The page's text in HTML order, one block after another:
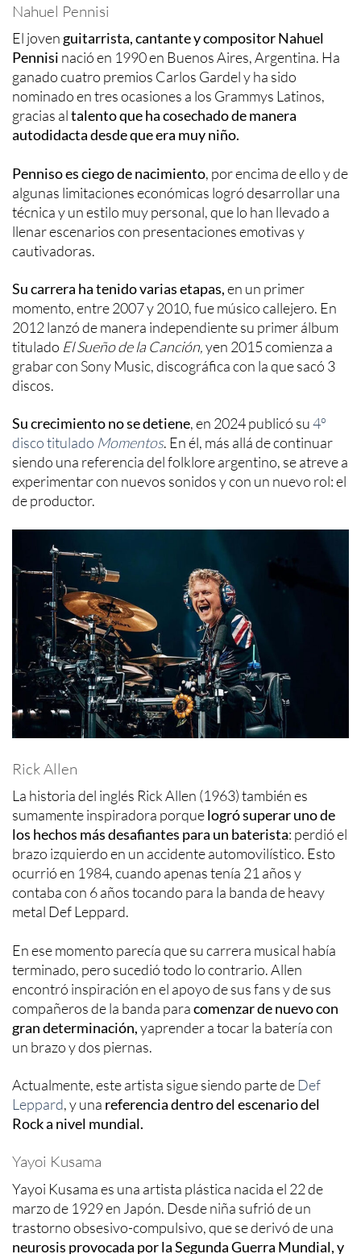
Nahuel Pennisi
El joven guitarrista, cantante y compositor Nahuel
Pennisi nació en 1990 en Buenos Aires, Argentina. Ha
ganado cuatro premios Carlos Gardel y ha sido
nominado en tres ocasiones a los Grammys Latinos,
gracias altalento que ha cosechado de manera
autodidacta desde que era muy niño.
Penniso es ciego de nacimiento, por encima de ello y de
algunas limitaciones económicas logró desarrollar una
técnica y un estilo muy personal, que lo han llevado a
llenar escenarios con presentaciones emotivas y
cautivadoras.
Su carrera ha tenido varias etapas,en un primer
momento, entre 2007 y 2010, fue músico callejero. En
2012 lanzó de manera independiente su primer álbum
titulado El Sueño de la Canción,yen 2015 comienza a
grabar con Sony Music, discográfica con la que sacó 3
discos.
Su crecimiento no se detiene, en 2024 publicó su4º
disco titulado Momentos. En él, más allá de continuar
siendo una referencia del folklore argentino, se atreve a
experimentar con nuevos sonidos y con un nuevo rol: el
de productor.
Rick Allen
La historia del inglés Rick Allen (1963) también es
sumamente inspiradora porquelogró superar uno de
los hechos más desafiantes para un baterista: perdió el
brazo izquierdo en un accidente automovilístico. Esto
ocurrió en 1984, cuando apenas tenía 21 años y
contaba con 6 años tocando para la banda de heavy
metal Def Leppard.
En ese momento parecía que su carrera musical había
terminado, pero sucedió todo lo contrario. Allen
encontró inspiración en el apoyo de sus fans y de sus
compañeros de la banda paracomenzar de nuevo con
gran determinación,yaprender a tocar la batería con
un brazo y dos piernas.
Actualmente, este artista sigue siendo parte de Def
Leppard, y una referencia dentro del escenario del
Rock a nivel mundial.
Yayoi Kusama
Yayoi Kusama es una artista plástica nacida el 22 de
marzo de 1929 en Japón. Desde niña sufrió de un
trastorno obsesivo-compulsivo, que se derivó de una
neurosis provocada por la Segunda Guerra Mundial, y